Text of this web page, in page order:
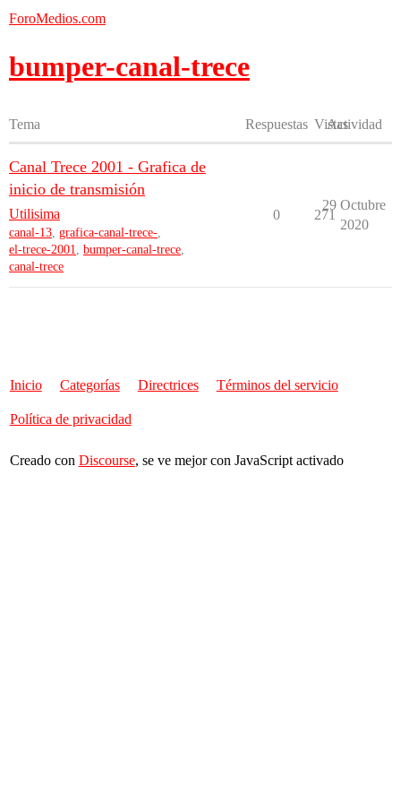
ForoMedios.com
bumper-canal-trece
Tema Respuestas Vistas
Actividad
Canal Trece 2001 - Grafica de
inicio de transmisión
Utilisima
canal-13, grafica-canal-trece-,
el-trece-2001, bumper-canal-trece,
canal-trece
0 271
29 Octubre
2020
Inicio Categorías Directrices Términos del servicio
Política de privacidad
Creado con Discourse, se ve mejor con JavaScript activado